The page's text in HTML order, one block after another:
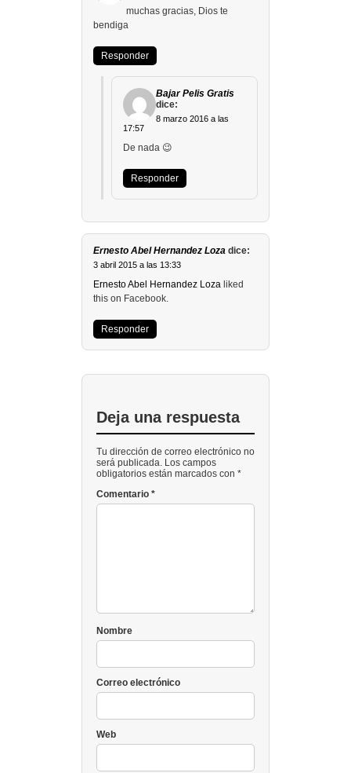
muchas gracias, Dios te
bendiga
Responder
Bajar Pelis Gratis
dice:
8 marzo 2016 a las
17:57
De nada 😉
Responder
Ernesto Abel Hernandez Loza dice:
3 abril 2015 a las 13:33
Ernesto Abel Hernandez Loza liked
this on Facebook.
Responder
Deja una respuesta
Tu dirección de correo electrónico no
será publicada. Los campos
obligatorios están marcados con *
Comentario *
Nombre
Correo electrónico
Web